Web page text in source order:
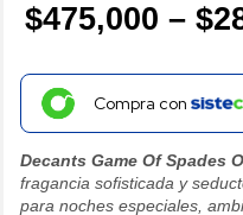
$
–
$475,000
Price
range:
$28,300
through
Compra con
Decants Game Of Spades
fragancia sofisticada y
para noches especiales,